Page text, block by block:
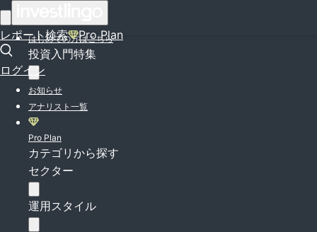
レポート検索 Pro Plan
ログイン
はじめての方はこちら
投資入門特集
お知らせ
アナリスト一覧
Pro Plan
カテゴリから探す
セクター
運用スタイル